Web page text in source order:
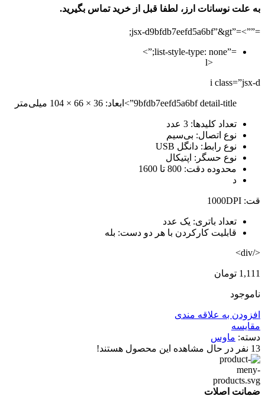
به علت نوسانات ارز، لطفا قبل از خرید تماس بگیرید.
=””>=”jsx-d9bfdb7eefd5a6bf”&gt;
=”list-style-type: none;”>
<l
i class=”jsx-d
9bfdb7eefd5a6bf detail-title”>ابعاد: 36 × 66 × 104 میلی‌متر
تعداد کلیدها: 3 عدد
نوع اتصال: بی‌سیم
نوع رابط: دانگل USB
نوع حسگر: اپتیکال
محدوده دقت: 800 تا 1600
د
قت: 1000DPI
تعداد باتری: یک عدد
قابلیت کارکردن با هر دو دست: بله
</div>
1,111 تومان
ناموجود
افزودن به علاقه مندی
مقایسه
دسته: ماوس
13 نفر در حال مشاهده این محصول هستند!
ضمانت اصلات